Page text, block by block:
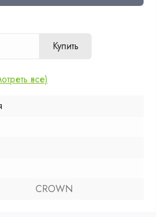
Купить
все)
CROWN